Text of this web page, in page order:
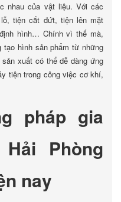
nhau của vật liệu. Với các
tiện cắt đứt, tiện lên mặt
hình… Chính vì thế mà,
tạo hình sản phẩm từ những
xuất có thể dễ dàng ứng
tiện trong công việc cơ khí,
pháp gia
Phòng
nay